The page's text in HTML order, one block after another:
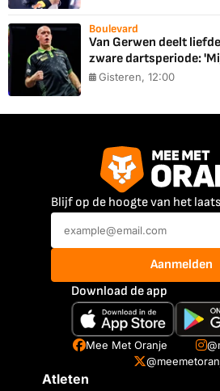
Boulevard
Van Gerwen deelt
zware dartsperiode:
Gisteren, 12:00
Blijf op de hoogte van het
Aanmelden
Download de app
Mee Met Oranje
Atleten